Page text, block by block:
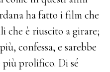
ha fatto i film che
che è riuscito a girare;
confessa, e sarebbe
prolifico. Di sé